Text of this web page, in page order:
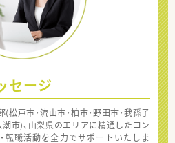
セージ
松戸市・流山市・柏市・野田市・我孫子
潮市)、山梨県のエリアに精通したコン
転職活動を全力でサポートいたしま